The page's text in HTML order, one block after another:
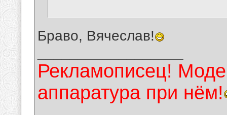
Браво, Вячеслав!
Рекламописец!
аппаратура при нём!